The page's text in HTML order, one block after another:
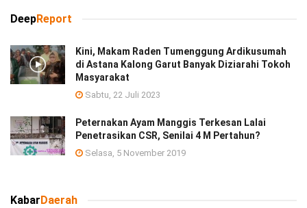
DeepReport
Kini, Makam Raden Tumenggung Ardikusumah
di Astana Kalong Garut Banyak Diziarahi Tokoh
Masyarakat
Sabtu, 22 Juli 2023
Peternakan Ayam Manggis Terkesan Lalai
Penetrasikan CSR, Senilai 4 M Pertahun?
Selasa, 5 November 2019
KabarDaerah